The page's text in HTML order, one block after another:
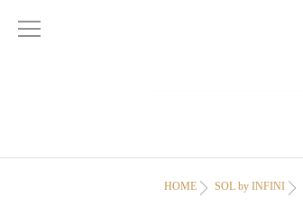
HOME SOL by INFINI